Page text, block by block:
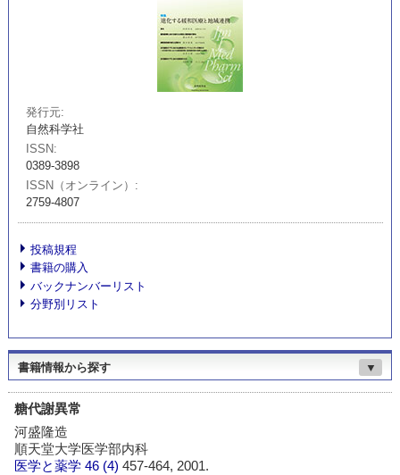
発行元
自然科学社
ISSN
0389-3898
ISSN（オンライン）
2759-4807
投稿規程
書籍の購入
バックナンバーリスト
分野別リスト
書籍情報から探す ▼
糖代謝異常
河盛隆造
順天堂大学医学部内科
医学と薬学 46 (4)457-464, 2001.